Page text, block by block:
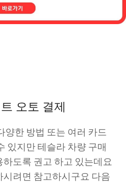
오토 결제
양한 방법 또는 여러 카드
있지만 테슬라 차량 구매
도록 권고 하고 있는데요
려면 참고하시구요 다음